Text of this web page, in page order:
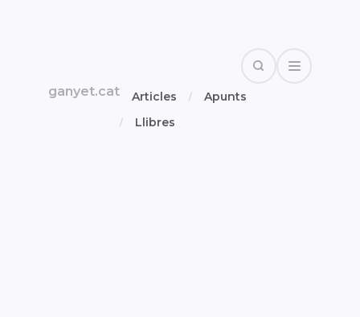
ganyet.cat Articles
Apunts
Llibres
SearchOpen